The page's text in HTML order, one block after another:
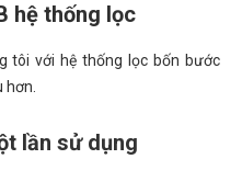
hệ thống lọc
tôi với hệ thống lọc bốn bước
lần sử dụng